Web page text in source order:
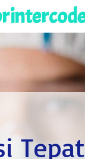
Tepat